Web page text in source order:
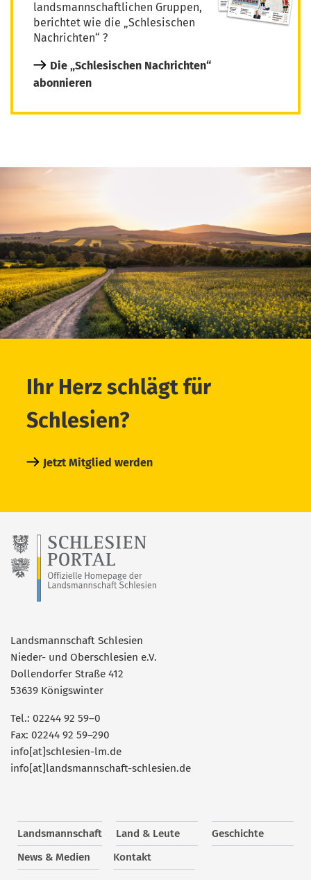
landsmannschaftlichen Gruppen,
berichtet wie die „Schlesischen
Nachrichten“ ?
Die „Schlesischen Nachrichten“
abonnieren
Ihr Herz schlägt für
Schlesien?
Jetzt Mitglied werden
Landsmannschaft Schlesien
Nieder- und Oberschlesien e.V.
Dollendorfer Straße 412
53639 Königswinter
Tel.: 02244 92 59–0
Fax: 02244 92 59–290
info[at]schlesien-lm.de
info[at]landsmannschaft-schlesien.de
Landsmannschaft Land & Leute
Geschichte
News & Medien
Kontakt